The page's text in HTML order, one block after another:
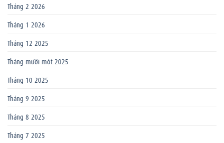
Tháng 2 2026
Tháng 1 2026
Tháng 12 2025
Tháng mười một 2025
Tháng 10 2025
Tháng 9 2025
Tháng 8 2025
Tháng 7 2025